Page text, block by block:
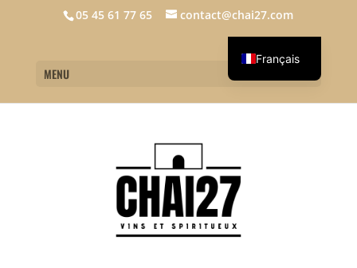
05 45 61 77 65 contact@chai27.com
MENU
Français
English